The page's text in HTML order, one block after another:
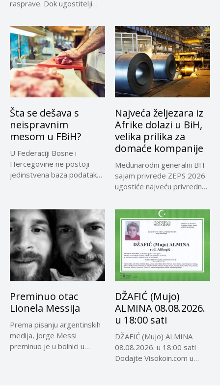
rasprave. Dok ugostitelji
Šta se dešava s
neispravnim
mesom u FBiH?
U Federaciji Bosne i
Hercegovine ne postoji
jedinstvena baza podataka
Najveća željezara iz
Afrike dolazi u BiH,
velika prilika za
domaće kompanije
Međunarodni generalni BH
sajam privrede ZEPS 2026
ugostiće najveću privrednu
Preminuo otac
Lionela Messija
Prema pisanju argentinskih
medija, Jorge Messi
preminuo je u bolnici u
DŽAFIĆ (Mujo)
ALMINA 08.08.2026.
u 18:00 sati
DŽAFIĆ (Mujo) ALMINA
08.08.2026. u 18:00 sati
Dodajte Visokoin.com u